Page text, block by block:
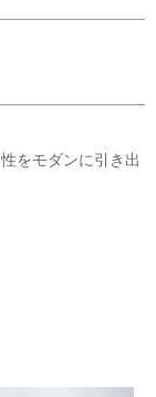
をモダンに引き出